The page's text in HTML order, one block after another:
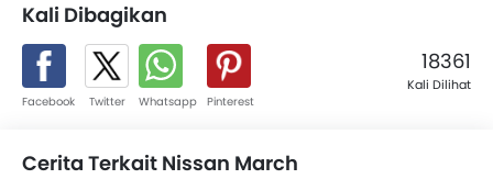
Kali Dibagikan
Facebook Twitter Whatsapp Pinterest
18361
Kali Dilihat
Cerita Terkait Nissan March